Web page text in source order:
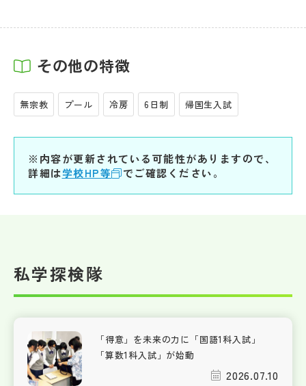
その他の特徴
無宗教 プール 冷房 6日制 帰国生入試
※内容が更新されている可能性がありますので、
詳細は学校HP等 でご確認ください。
私学探検隊
「得意」を未来の力に「国語1科入試」
「算数1科入試」が始動
2026.07.10